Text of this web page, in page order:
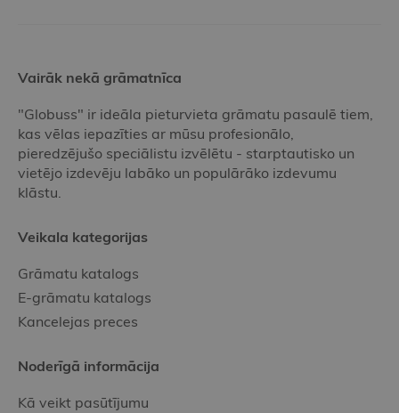
Vairāk nekā grāmatnīca
"Globuss" ir ideāla pieturvieta grāmatu pasaulē tiem,
kas vēlas iepazīties ar mūsu profesionālo,
pieredzējušo speciālistu izvēlētu - starptautisko un
vietējo izdevēju labāko un populārāko izdevumu
klāstu.
Veikala kategorijas
Grāmatu katalogs
E-grāmatu katalogs
Kancelejas preces
Noderīgā informācija
Kā veikt pasūtījumu